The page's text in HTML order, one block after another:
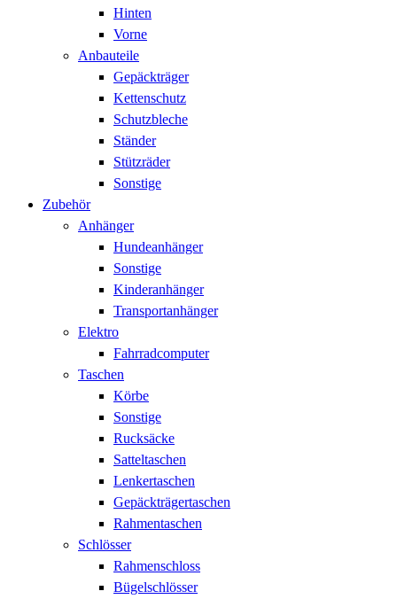
Hinten
Vorne
Anbauteile
Gepäckträger
Kettenschutz
Schutzbleche
Ständer
Stützräder
Sonstige
Zubehör
Anhänger
Hundeanhänger
Sonstige
Kinderanhänger
Transportanhänger
Elektro
Fahrradcomputer
Taschen
Körbe
Sonstige
Rucksäcke
Satteltaschen
Lenkertaschen
Gepäckträgertaschen
Rahmentaschen
Schlösser
Rahmenschloss
Bügelschlösser